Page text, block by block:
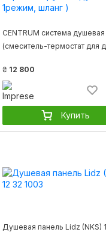
CENTRUM система душевая
(смеситель-термостат для
шланг )
₴ 12 800
Купить
Душевая панель Lidz (NKS)